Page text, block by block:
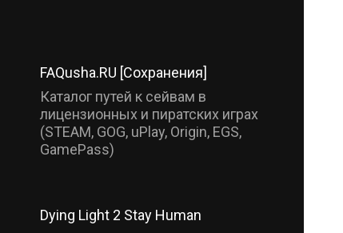
FAQusha.RU [Сохранения]
Каталог путей к сейвам в
лицензионных и пиратских играх
(STEAM, GOG, uPlay, Origin, EGS,
GamePass)
Dying Light 2 Stay Human